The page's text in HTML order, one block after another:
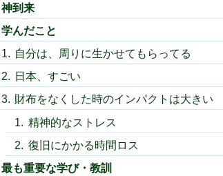
神到来
学んだこと
自分は、周りに生かせてもらってる
日本、すごい
財布をなくした時のインパクトは大きい
精神的なストレス
復旧にかかる時間ロス
最も重要な学び・教訓